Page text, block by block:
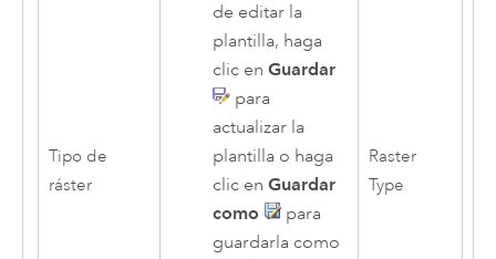
Tipo de
ráster
de editar la
plantilla, haga
clic enGuardar
para
actualizar la
plantilla o haga
clic enGuardar
como
para
guardarla como
Raster
Type